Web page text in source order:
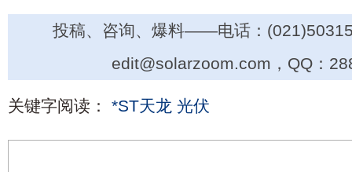
投稿、咨询、爆料——电话：
edit@solarzoom.com，QQ：
关键字阅读： *ST天龙 光伏